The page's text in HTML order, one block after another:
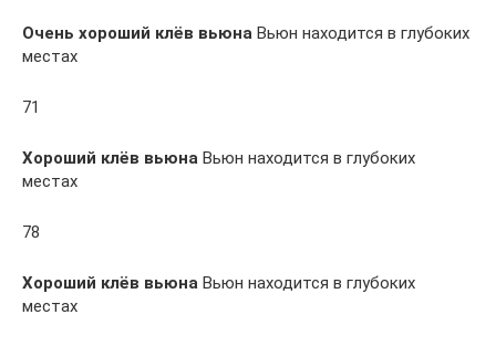
Очень хороший клёв вьюна Вьюн находится в глубоких
местах
71
Хороший клёв вьюна Вьюн находится в глубоких
местах
78
Хороший клёв вьюна Вьюн находится в глубоких
местах